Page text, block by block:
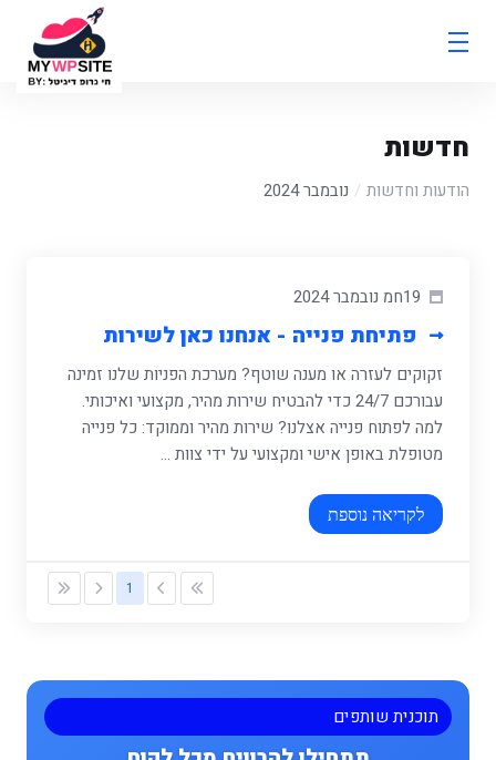
חדשות
הודעות וחדשות נובמבר 2024
תוכנית שותפים
19חמ נובמבר 2024
פתיחת פנייה - אנחנו כאן לשירות
זקוקים לעזרה או מענה שוטף? מערכת הפניות שלנו זמינה
עבורכם 24/7 כדי להבטיח שירות מהיר, מקצועי ואיכותי.
למה לפתוח פנייה אצלנו? שירות מהיר וממוקד: כל פנייה
מטופלת באופן אישי ומקצועי על ידי צוות ...
לקריאה נוספת
1